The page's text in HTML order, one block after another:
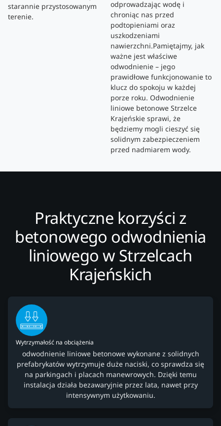
starannie przystosowanym
terenie.
odprowadzając wodę i
chroniąc nas przed
podtopieniami oraz
uszkodzeniami
nawierzchni.Pamiętajmy, jak
ważne jest właściwe
odwodnienie – jego
prawidłowe funkcjonowanie to
klucz do spokoju w każdej
porze roku. Odwodnienie
liniowe betonowe Strzelce
Krajeńskie sprawi, że
będziemy mogli cieszyć się
solidnym zabezpieczeniem
przed nadmiarem wody.
Praktyczne korzyści z
betonowego odwodnienia
liniowego w Strzelcach
Krajeńskich
Wytrzymałość na obciążenia
odwodnienie liniowe betonowe wykonane z solidnych
prefabrykatów wytrzymuje duże naciski, co sprawdza się
na parkingach i placach manewrowych. Dzięki temu
instalacja działa bezawaryjnie przez lata, nawet przy
intensywnym użytkowaniu.